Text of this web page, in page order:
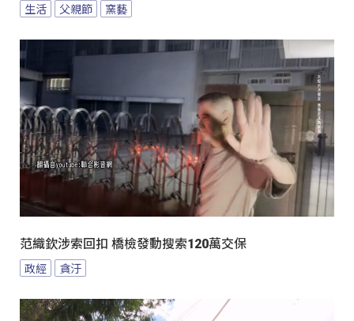
生活 父親節 窯藝
范織欽涉索回扣 橋檢發動搜索120萬交保
政經 貪汙